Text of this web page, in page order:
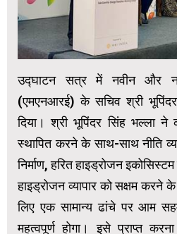
उद्घाटन सत्र में नवीन और
(एमएनआरई) के सचिव श्री
दिया। श्री भूपिंदर सिंह भल्ला
स्थापित करने के साथ-साथ नीति
निर्माण, हरित हाइड्रोजन
हाइड्रोजन व्यापार को सक्षम करने
लिए एक सामान्य ढांचे पर आम
महत्वपूर्ण होगा। इसे प्राप्त